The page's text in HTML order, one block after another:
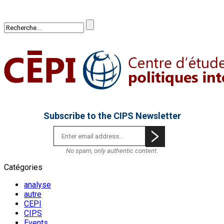
Subscribe to the CIPS Newsletter
No spam, only authentic content.
Catégories
analyse
autre
CEPI
CIPS
Rapport de la conférence - Envisager l’avenir
l’Afghanistan : jeter des ponts pour une vision
commune